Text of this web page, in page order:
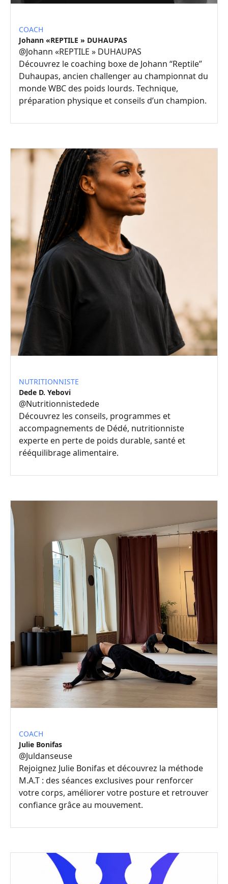
COACH
Johann «REPTILE » DUHAUPAS
@Johann «REPTILE » DUHAUPAS
Découvrez le coaching boxe de Johann “Reptile”
Duhaupas, ancien challenger au championnat du
monde WBC des poids lourds. Technique,
préparation physique et conseils d’un champion.
NUTRITIONNISTE
Dede D. Yebovi
@Nutritionnistedede
Découvrez les conseils, programmes et
accompagnements de Dédé, nutritionniste
experte en perte de poids durable, santé et
rééquilibrage alimentaire.
COACH
Julie Bonifas
@Juldanseuse
Rejoignez Julie Bonifas et découvrez la méthode
M.A.T : des séances exclusives pour renforcer
votre corps, améliorer votre posture et retrouver
confiance grâce au mouvement.